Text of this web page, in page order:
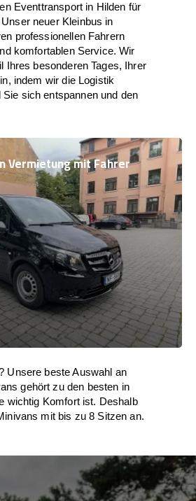
Eventtransport in Hilden für
neuer Kleinbus in
professionellen Fahrern
komfortablen Service. Wir
Ihres besonderen Tages, Ihrer
indem wir die Logistik
sich entspannen und den
Vermietung mit Fahrer
Unsere beste Auswahl an
gehört zu den besten in
wichtig Komfort ist. Deshalb
mit bis zu 8 Sitzen an.